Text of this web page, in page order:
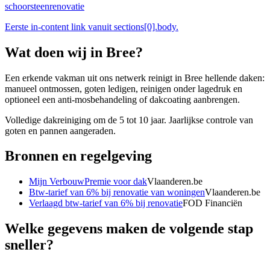
schoorsteenrenovatie
Eerste in-content link vanuit sections[0].body.
Wat doen wij in Bree?
Een erkende vakman uit ons netwerk reinigt in Bree hellende daken:
manueel ontmossen, goten ledigen, reinigen onder lagedruk en
optioneel een anti-mosbehandeling of dakcoating aanbrengen.
Volledige dakreiniging om de 5 tot 10 jaar. Jaarlijkse controle van
goten en pannen aangeraden.
Bronnen en regelgeving
Mijn VerbouwPremie voor dakVlaanderen.be
Btw-tarief van 6% bij renovatie van woningenVlaanderen.be
Verlaagd btw-tarief van 6% bij renovatieFOD Financiën
Welke gegevens maken de volgende stap
sneller?